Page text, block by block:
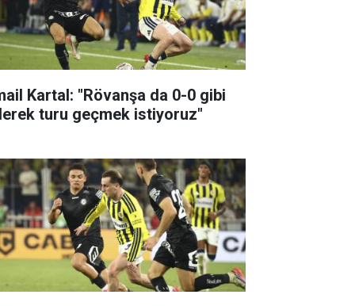
Kartal: "Rövanşa da 0-0 gibi
turu geçmek istiyoruz"